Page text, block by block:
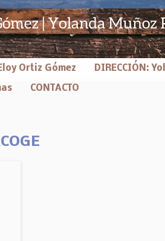
Ortiz Gómez DIRECCIÓN:
CONTACTO